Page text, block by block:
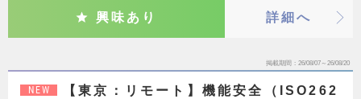
興味あり 詳細へ
掲載期間 26/08/07～26/08/20
NEW
【東京：リモート】機能安全（ISO262